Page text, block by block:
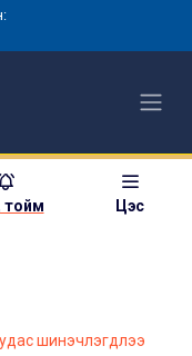
тойм Цэс
шинэчлэгдлээ
ЗАРЛИГ